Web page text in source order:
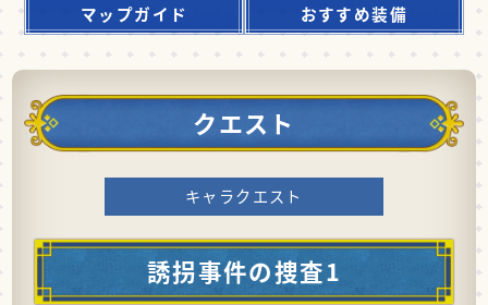
マップガイド
おすすめ装備
クエスト
キャラクエスト
誘拐事件の捜査1